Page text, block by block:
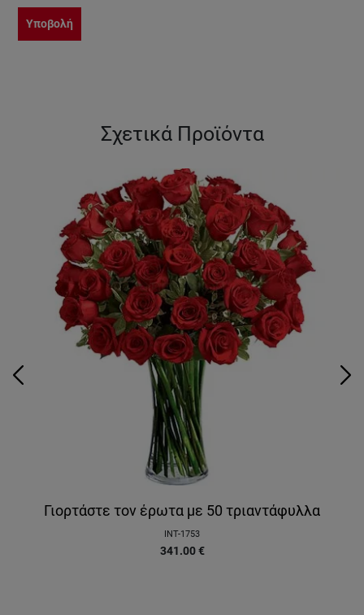
Υποβολή
Σχετικά Προϊόντα
Γιορτάστε τον έρωτα με 50 τριαντάφυλλα
INT-1753
341.00 €